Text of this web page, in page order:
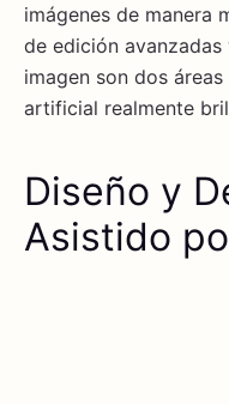
imágenes de manera
de edición
imagen son dos
artificial realmente
Diseño y
Asistido